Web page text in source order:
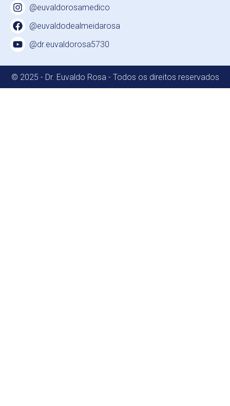
@euvaldorosamedico
@euvaldodealmeidarosa
@dr.euvaldorosa5730
© 2025 - Dr. Euvaldo Rosa - Todos os direitos reservados